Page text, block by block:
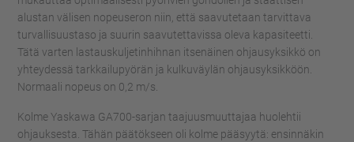
alustan välisen nopeuseron niin, että saavutetaan tarvittava
turvallisuustaso ja suurin saavutettavissa oleva kapasiteetti.
Tätä varten lastauskuljetinhihnan itsenäinen ohjausyksikkö on
yhteydessä tarkkailupyörän ja kulkuväylän ohjausyksikköön.
Normaali nopeus on 0,2 m/s.
Kolme Yaskawa GA700-sarjan taajuusmuuttajaa huolehtii
ohjauksesta. Tähän päätökseen oli kolme pääsyytä: ensinnäkin